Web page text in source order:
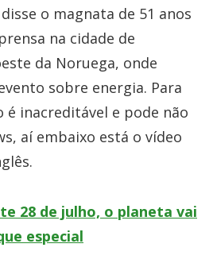
o magnata de 51 anos
na cidade de
da Noruega, onde
sobre energia. Para
é inacreditável e pode não
aí embaixo está o vídeo
28 de julho, o planeta vai
especial